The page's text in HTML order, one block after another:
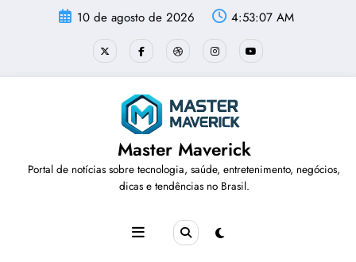
10 de agosto de 2026 4:53:07 AM
Master Maverick
Portal de notícias sobre tecnologia, saúde, entretenimento, negócios,
dicas e tendências no Brasil.